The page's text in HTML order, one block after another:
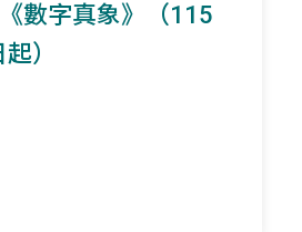
數字真象》（115
）